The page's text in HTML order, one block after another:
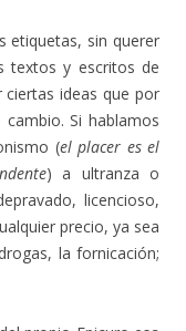
etiquetas, sin querer
textos y escritos de
ideas que por
Si hablamos
(el placer es el
) a ultranza o
licencioso,
precio, ya sea
la fornicación;